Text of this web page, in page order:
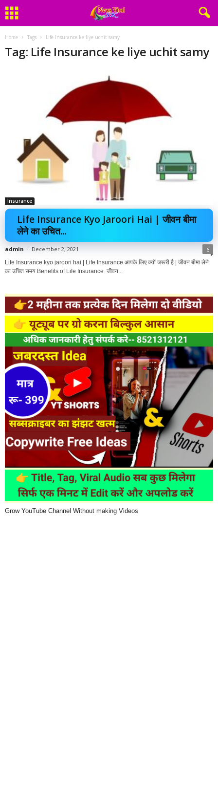
Home Tags Life Insurance ke liye uchit samy
Tag: Life Insurance ke liye uchit samy
Insurance
Life Insurance Kyo Jaroori Hai | जीवन बीमा
लेने का उचित...
admin - December 2, 2021 6
Life Insurance kyo jaroori hai | Life Insurance आपके लिए क्यों जरूरी है | जीवन बीमा लेने
का उचित समय Benefits of Life Insurance जीवन...
Grow YouTube Channel Without making Videos